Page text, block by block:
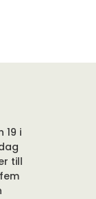
19 i
till